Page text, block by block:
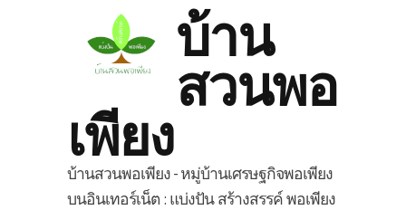
บ้าน
สวนพอ
เพียง
บ้านสวนพอเพียง - หมู่บ้านเศรษฐกิจพอเพียง
บนอินเทอร์เน็ต : แบ่งปัน สร้างสรรค์ พอเพียง